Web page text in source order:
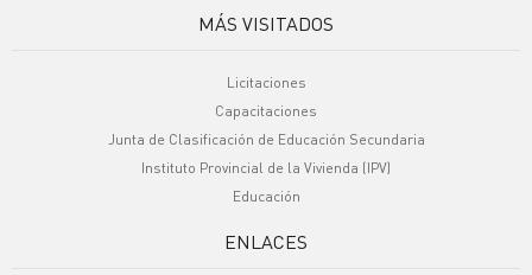
MÁS VISITADOS
Licitaciones
Capacitaciones
Junta de Clasificación de Educación Secundaria
Instituto Provincial de la Vivienda (IPV)
Educación
ENLACES